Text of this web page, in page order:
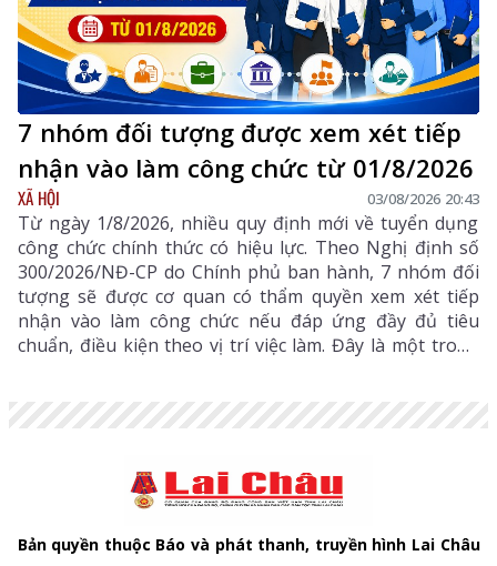
7 nhóm đối tượng được xem xét tiếp
nhận vào làm công chức từ 01/8/2026
XÃ HỘI 03/08/2026 20:43
Từ ngày 1/8/2026, nhiều quy định mới về tuyển dụng
công chức chính thức có hiệu lực. Theo Nghị định số
300/2026/NĐ-CP do Chính phủ ban hành, 7 nhóm đối
tượng sẽ được cơ quan có thẩm quyền xem xét tiếp
nhận vào làm công chức nếu đáp ứng đầy đủ tiêu
chuẩn, điều kiện theo vị trí việc làm. Đây là một trong
Bản quyền thuộc Báo và phát thanh, truyền hình Lai Châu